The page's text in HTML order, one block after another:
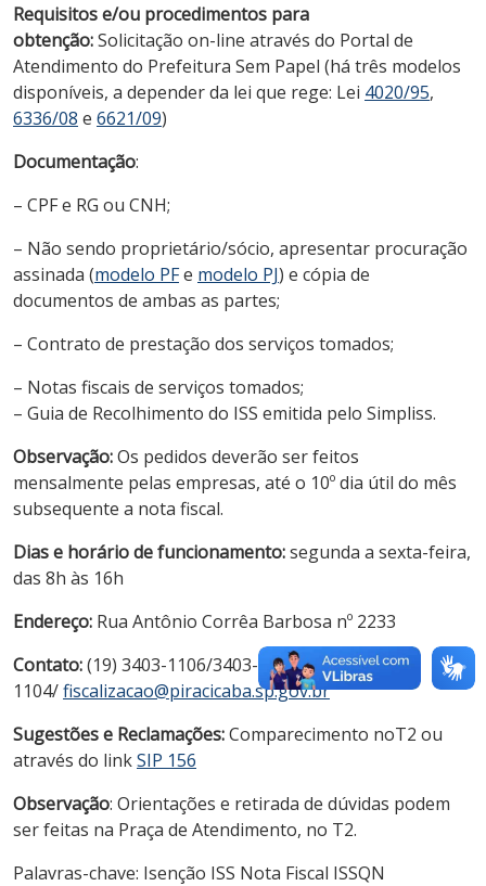
Requisitos e/ou procedimentos para
obtenção:Solicitação on-line através do Portal de
Atendimento do Prefeitura Sem Papel (há três modelos
disponíveis, a depender da lei que rege: Lei 4020/95,
6336/08 e 6621/09)
Documentação:
– CPF e RG ou CNH;
– Não sendo proprietário/sócio, apresentar procuração
assinada (modelo PFe modelo PJ) e cópia de
documentos de ambas as partes;
– Contrato de prestação dos serviços tomados;
– Notas fiscais de serviços tomados;
– Guia de Recolhimento do ISS emitida pelo Simpliss.
Observação:Os pedidos deverão ser feitos
mensalmente pelas empresas, até o 10º dia útil do mês
subsequente a nota fiscal.
Dias e horário de funcionamento:segunda a sexta-feira,
das 8h às 16h
Endereço: Rua Antônio Corrêa Barbosa nº 2233
Contato:(19) 3403-1106/3403-
1104/fiscalizacao@piracicaba.sp.gov.br
Sugestões e Reclamações:Comparecimento noT2 ou
através do linkSIP 156
Observação: Orientações e retirada de dúvidas podem
ser feitas na Praça de Atendimento, no T2.
Palavras-chave: Isenção ISS Nota Fiscal ISSQN